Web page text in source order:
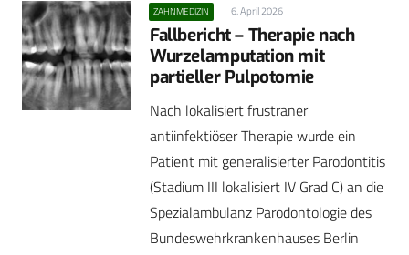
ZAHNMEDIZIN 6. April 2026
Fallbericht – Therapie nach
Wurzelamputation mit
partieller Pulpotomie
Nach lokalisiert frustraner
antiinfektiöser Therapie wurde ein
Patient mit generalisierter Parodontitis
(Stadium III lokalisiert IV Grad C) an die
Spezialambulanz Parodontologie des
Bundeswehrkrankenhauses Berlin